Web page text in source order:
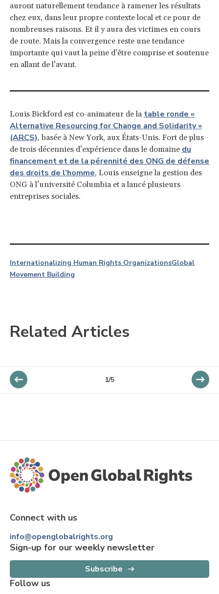
auront naturellement tendance à ramener les résultats
chez eux, dans leur propre contexte local et ce pour de
nombreuses raisons. Et il y aura des victimes en cours
de route. Mais la convergence reste une tendance
importante qui vaut la peine d’être comprise et soutenue
en allant de l’avant.
Louis Bickford est co-animateur de la table ronde «
Alternative Resourcing for Change and Solidarity »
(ARCS), basée à New York, aux États-Unis. Fort de plus
de trois décennies d’expérience dans le domaine du
financement et de la pérennité des ONG de défense
des droits de l’homme, Louis enseigne la gestion des
ONG à l’université Columbia et a lancé plusieurs
entreprises sociales.
Internationalizing Human Rights OrganizationsGlobal
Movement Building
Related Articles
1/5
Connect with us
info@openglobalrights.org
Sign-up for our weekly newsletter
Subscribe
Follow us